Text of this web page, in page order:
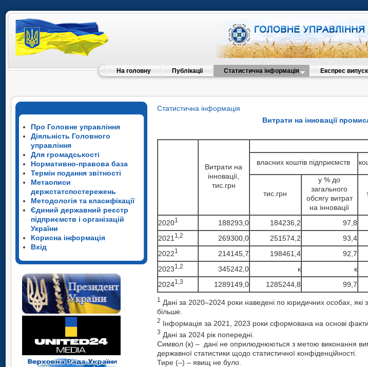
На головну Публікації Статистична інформація Експрес
Про Головне управління
Діяльність Головного
управління
Для громадськості
Нормативно-правова база
Термін подання звітності
Метаописи
держстатспостережень
Методологія та класифікації
Єдиний державний реєстр
підприємств і організацій
України
Корисна інформація
Вхід
Статистична інформація
Витрати на інновації
Витрати на
інновації,
тис.грн
власних коштів підприємств
тис.грн
у % до
загального
обсягу витрат
на інновації
20201 188293,0 184236,2 97,8
2021 1,2 269300,0 251574,2 93,4
20221 214145,7 198461,4 92,7
20231, 2 345242,0 к к
20241, 3 1289149,0 1285244,8 99,7
1
Дані за 2020–2024 роки наведені по юридичних особах, які
більше.
2 Інформація за 2021, 2023 роки сформована на основі
3 Дані за 2024 рік попередні.
Символ (к) – дані не оприлюднюються з метою виконання
державної статистики щодо статистичної конфіденційності.
Тире (–) – явищ не було.